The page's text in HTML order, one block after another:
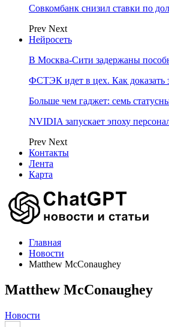
Совкомбанк снизил ставки по
Prev Next
Нейросеть
В Москва-Сити задержаны
ФСТЭК идет в цех. Как
Больше чем гаджет: семь
NVIDIA запускает эпоху
Prev Next
Контакты
Лента
Карта
Главная
Новости
Matthew McConaughey
Matthew McConaughey
Новости